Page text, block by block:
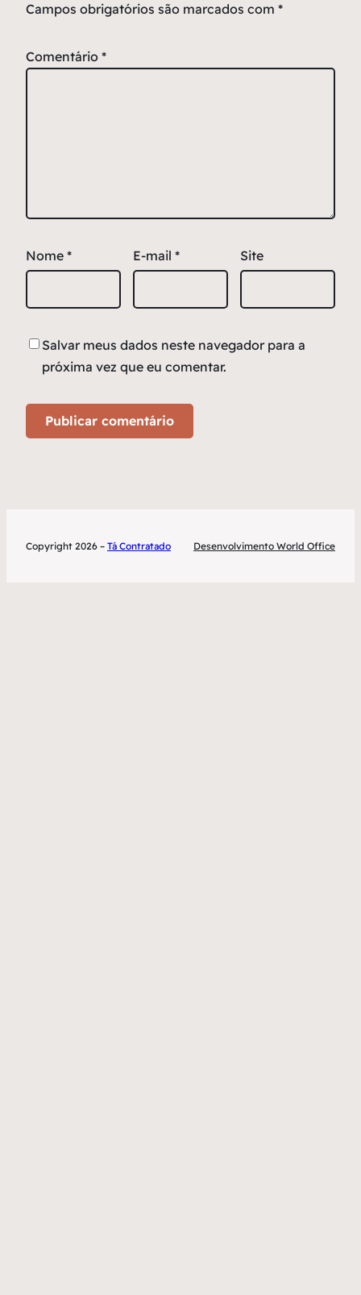
Campos obrigatórios são marcados com *
Comentário *
Nome * E-mail * Site
Salvar meus dados neste navegador para a
próxima vez que eu comentar.
Copyright 2026 – Tá Contratado Desenvolvimento World Office